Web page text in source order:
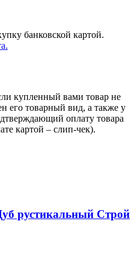
банковской картой.
купленный вами товар не
его товарный вид, а также у
оплату товара
картой – слип-чек).
рустикальный Строй